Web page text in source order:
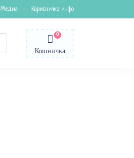
Медиа Корисничко инфо
Кошничка
0